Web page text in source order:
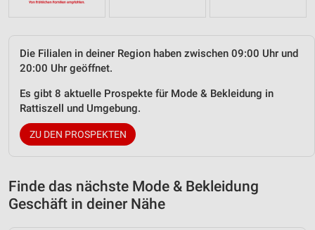
Die Filialen in deiner Region haben zwischen 09:00 Uhr und
20:00 Uhr geöffnet.
Es gibt 8 aktuelle Prospekte für Mode & Bekleidung in
Rattiszell und Umgebung.
ZU DEN PROSPEKTEN
Finde das nächste Mode & Bekleidung
Geschäft in deiner Nähe